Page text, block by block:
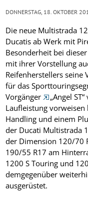
Die neue Multistrada
Ducatis ab Werk mit
Besonderheit bei
mit ihrer Vorstellung
Reifenherstellers seine
für das
Vorgänger
„Angel
Laufleistung
Handling und einem
der Ducati Multistrada
der Dimension 120/70
190/55 R17 am
1200 S Touring und
demgegenüber
ausgerüstet.
DONNERSTAG, 18. OKTOBER